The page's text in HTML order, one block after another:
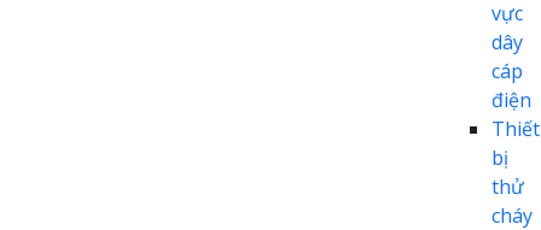
vực
dây
cáp
điện
Thiết
bị
thử
cháy